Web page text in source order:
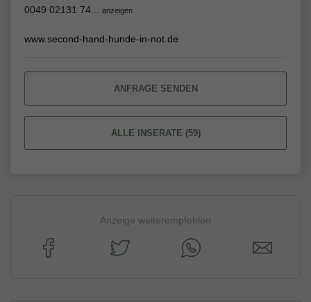
0049 02131 74... anzeigen
www.second-hand-hunde-in-not.de
ANFRAGE SENDEN
ALLE INSERATE (59)
Anzeige weiterempfehlen